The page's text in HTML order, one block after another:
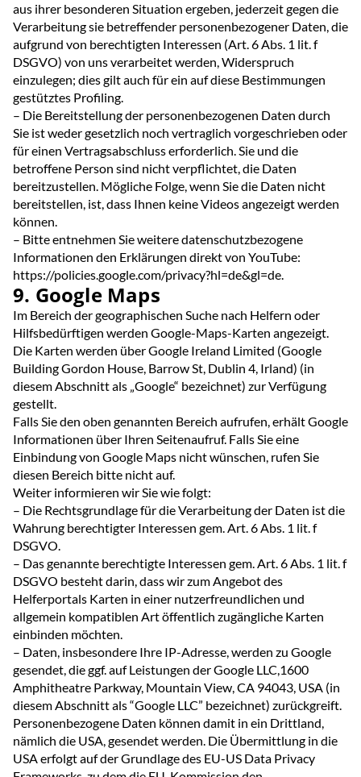
aus ihrer besonderen Situation ergeben, jederzeit gegen die
Verarbeitung sie betreffender personenbezogener Daten, die
aufgrund von berechtigten Interessen (Art. 6 Abs. 1 lit. f
DSGVO) von uns verarbeitet werden, Widerspruch
einzulegen; dies gilt auch für ein auf diese Bestimmungen
gestütztes Profiling.
– Die Bereitstellung der personenbezogenen Daten durch
Sie ist weder gesetzlich noch vertraglich vorgeschrieben oder
für einen Vertragsabschluss erforderlich. Sie und die
betroffene Person sind nicht verpflichtet, die Daten
bereitzustellen. Mögliche Folge, wenn Sie die Daten nicht
bereitstellen, ist, dass Ihnen keine Videos angezeigt werden
können.
– Bitte entnehmen Sie weitere datenschutzbezogene
Informationen den Erklärungen direkt von YouTube:
https://policies.google.com/privacy?hl=de&gl=de.
9. Google Maps
Im Bereich der geographischen Suche nach Helfern oder
Hilfsbedürftigen werden Google-Maps-Karten angezeigt.
Die Karten werden über Google Ireland Limited (Google
Building Gordon House, Barrow St, Dublin 4, Irland) (in
diesem Abschnitt als „Google“ bezeichnet) zur Verfügung
gestellt.
Falls Sie den oben genannten Bereich aufrufen, erhält Google
Informationen über Ihren Seitenaufruf. Falls Sie eine
Einbindung von Google Maps nicht wünschen, rufen Sie
diesen Bereich bitte nicht auf.
Weiter informieren wir Sie wie folgt:
– Die Rechtsgrundlage für die Verarbeitung der Daten ist die
Wahrung berechtigter Interessen gem. Art. 6 Abs. 1 lit. f
DSGVO.
– Das genannte berechtigte Interessen gem. Art. 6 Abs. 1 lit. f
DSGVO besteht darin, dass wir zum Angebot des
Helferportals Karten in einer nutzerfreundlichen und
allgemein kompatiblen Art öffentlich zugängliche Karten
einbinden möchten.
– Daten, insbesondere Ihre IP-Adresse, werden zu Google
gesendet, die ggf. auf Leistungen der Google LLC,1600
Amphitheatre Parkway, Mountain View, CA 94043, USA (in
diesem Abschnitt als “Google LLC” bezeichnet) zurückgreift.
Personenbezogene Daten können damit in ein Drittland,
nämlich die USA, gesendet werden. Die Übermittlung in die
USA erfolgt auf der Grundlage des EU-US Data Privacy